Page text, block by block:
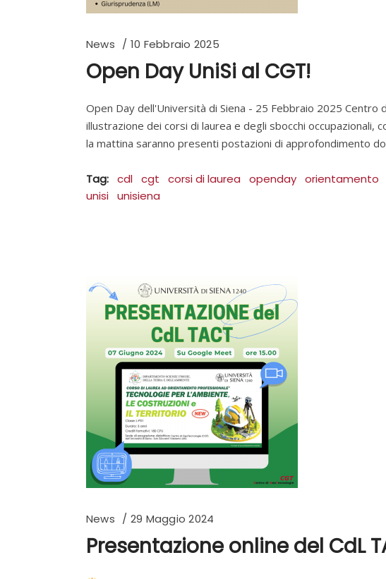
News 10 Febbraio 2025
Open Day UniSi al CGT!
Open Day dell'Università di Siena - 25 Febbraio 2025 Centro
illustrazione dei corsi di laurea e degli sbocchi occupazionali,
la mattina saranno presenti postazioni di approfondimento
Tag: cdl cgt corsi di laurea openday orientamento
unisi unisiena
News 29 Maggio 2024
Presentazione online del CdL